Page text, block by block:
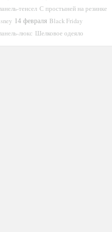
тенсел С простыней на резинке
14 февраля Black Friday
люкс Шелковое одеяло